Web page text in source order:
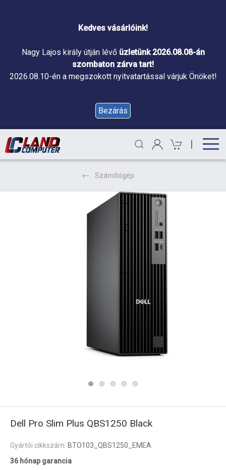
Kedves vásárlóink!
Nagy Lajos király útján lévő üzletünk 2026.08.08-án
szombaton zárva tart!
2026.08.10-én a megszokott nyitvatartással várjuk Önöket!
Bezárás
|
Számítógép
Dell Pro Slim Plus QBS1250 Black
Gyártói cikkszám: BTO103_QBS1250_EMEA
36 hónap garancia